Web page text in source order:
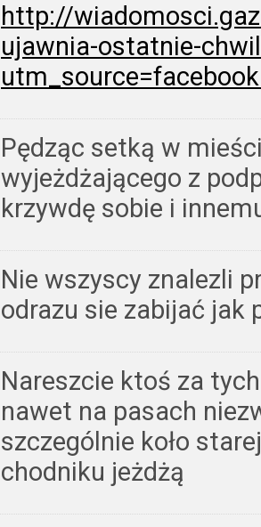
http://
ujawnia-ostatnie-
Pędząc setką w
wyjeżdżającego z
krzywdę sobie i
Nie wszyscy znalezli
odrazu sie zabijać jak
Nareszcie ktoś za
nawet na pasach
szczególnie koło
chodniku jeżdżą